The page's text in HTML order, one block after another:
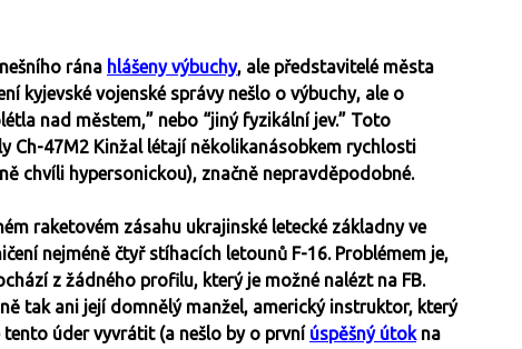
rána hlášeny výbuchy, ale představitelé města
kyjevské vojenské správy nešlo o výbuchy, ale o
nad městem,” nebo “jiný fyzikální jev.” Toto
Ch-47M2 Kinžal létají několikanásobkem rychlosti
chvíli hypersonickou), značně nepravděpodobné.
raketovém zásahu ukrajinské letecké základny ve
nejméně čtyř stíhacích letounů F-16. Problémem je,
z žádného profilu, který je možné nalézt na FB.
tak ani její domnělý manžel, americký instruktor, který
úder vyvrátit (a nešlo by o první úspěšný útokna